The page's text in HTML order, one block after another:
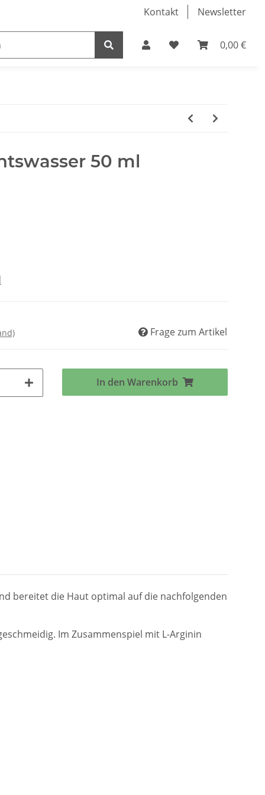
Kontakt Newsletter
0,00 €
50 ml
Frage zum Artikel
In den Warenkorb
bereitet die Haut optimal auf die nachfolgenden
Im Zusammenspiel mit L-Arginin